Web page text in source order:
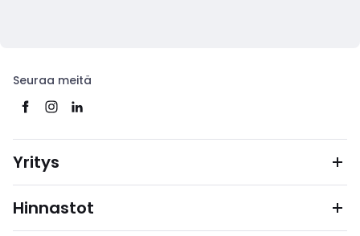
Seuraa meitä
Yritys
Hinnastot